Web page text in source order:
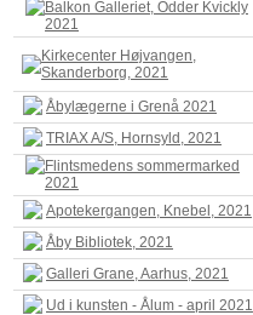
Balkon Galleriet, Odder Kvickly
2021
Kirkecenter Højvangen,
Skanderborg, 2021
Åbylægerne i Grenå 2021
TRIAX A/S, Hornsyld, 2021
Flintsmedens sommermarked
2021
Apotekergangen, Knebel, 2021
Åby Bibliotek, 2021
Galleri Grane, Aarhus, 2021
Ud i kunsten - Ålum - april 2021